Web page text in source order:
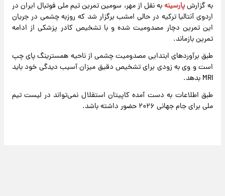
به گزارشپارسینهبه نقل از مهر، سومین تمرین تیم ملی فوتبال ایران در
اردوی آنتالیا ترکیه در حالی امشب برگزار شد که روزبه چشمی در جریان
این تمرین دچار مصدومیت شده و با تشخیص کادر پزشکی از ادامه
تمرین بازماند.
طبق برآوردهای ابتدایی مصدومیت چشمی از ناحیه همسترینگ پای چپ
است و وی به زودی برای تشخیص دقیق میزان آسیب دیدگی خود باید
MRI بدهد.
طبق اطلاعات به دست آمده کاپیتان استقلال نمی‌تواند در لیست تیم
ملی برای جام جهانی ۲۰۲۶ حضور داشته باشد.